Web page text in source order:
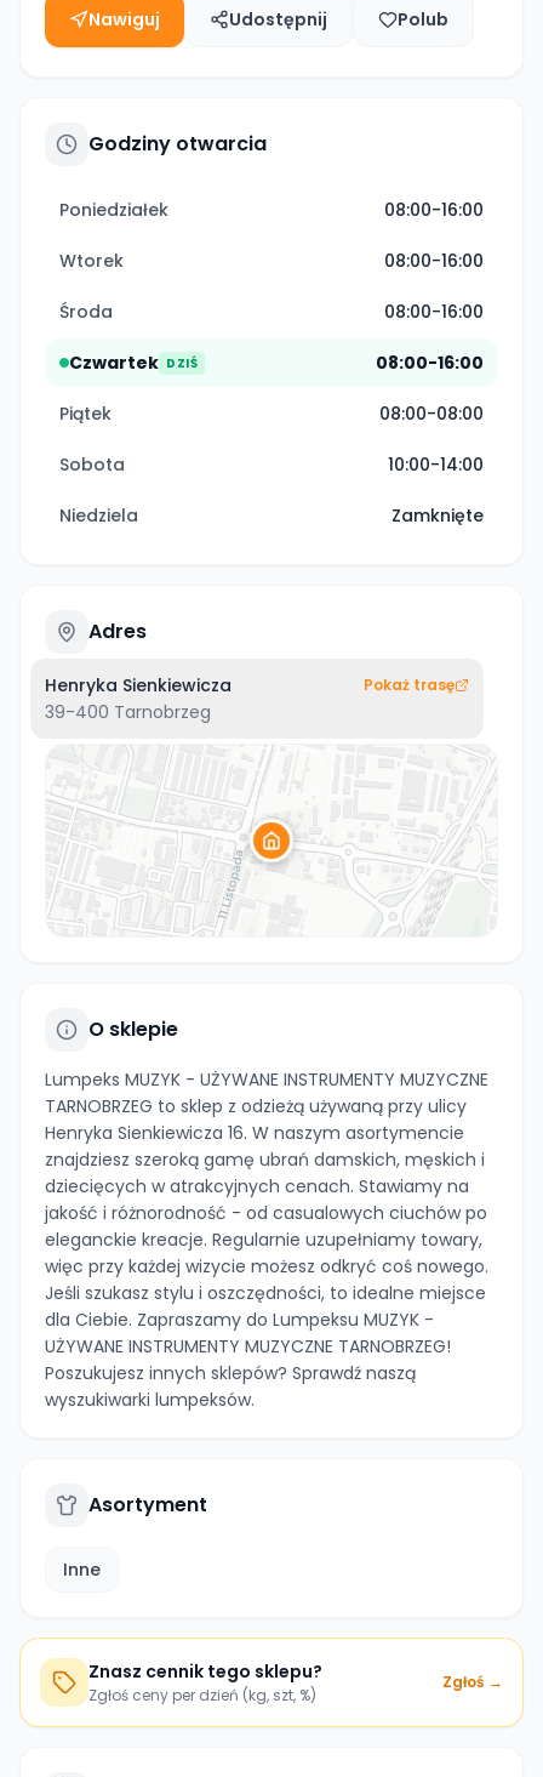
Nawiguj Udostępnij Polub
Godziny otwarcia
Poniedziałek 08:00-16:00
Wtorek 08:00-16:00
Środa 08:00-16:00
Czwartek DZIŚ 08:00-16:00
Piątek 08:00-08:00
Sobota 10:00-14:00
Niedziela Zamknięte
Adres
Henryka Sienkiewicza
39-400 Tarnobrzeg
Pokaż trasę
O sklepie
Lumpeks MUZYK - UŻYWANE INSTRUMENTY MUZYCZNE
TARNOBRZEG to sklep z odzieżą używaną przy ulicy
Henryka Sienkiewicza 16. W naszym asortymencie
znajdziesz szeroką gamę ubrań damskich, męskich i
dziecięcych w atrakcyjnych cenach. Stawiamy na
jakość i różnorodność - od casualowych ciuchów po
eleganckie kreacje. Regularnie uzupełniamy towary,
więc przy każdej wizycie możesz odkryć coś nowego.
Jeśli szukasz stylu i oszczędności, to idealne miejsce
dla Ciebie. Zapraszamy do Lumpeksu MUZYK -
UŻYWANE INSTRUMENTY MUZYCZNE TARNOBRZEG!
Poszukujesz innych sklepów? Sprawdź naszą
wyszukiwarki lumpeksów.
Asortyment
Inne
Znasz cennik tego sklepu?
Zgłoś ceny per dzień (kg, szt, %)
Zgłoś →